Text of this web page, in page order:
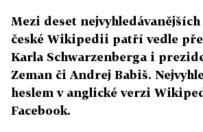
Mezi deset
české Wikipedii patří vedle
Karla Schwarzenberga i
Zeman či Andrej Babiš.
heslem v anglické verzi
Facebook.